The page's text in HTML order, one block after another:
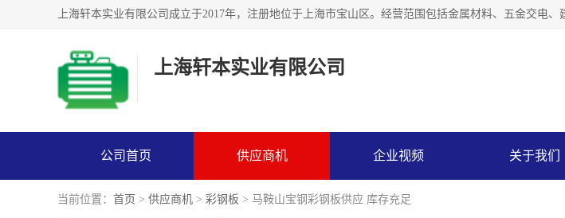
上海轩本实业有限公司
公司首页 供应商机 企业视频 关于我们
当前位置： 首页 > 供应商机 > 彩钢板 > 马鞍山宝钢彩钢板供应 库存充足